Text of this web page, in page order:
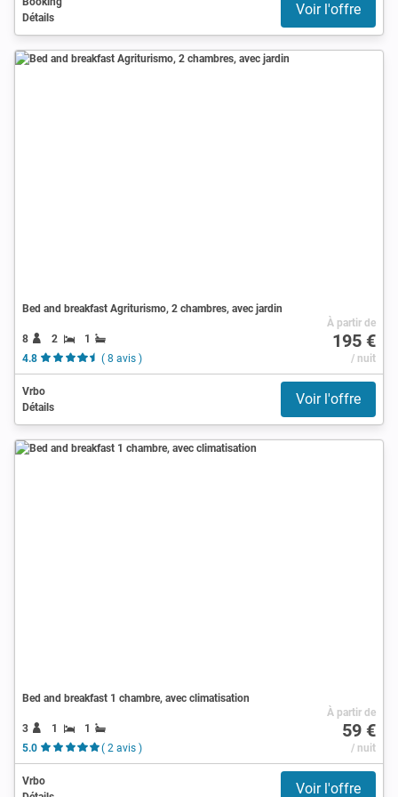
Détails
Voir l'offre
Bed and breakfast Agriturismo, 2 chambres, avec jardin
8 2
1
4.8
( 8 avis )
À partir de
195 €
/ nuit
Vrbo
Détails
Voir l'offre
Bed and breakfast 1 chambre, avec climatisation
3 1
1
5.0
( 2 avis )
À partir de
59 €
/ nuit
Vrbo
Voir l'offre